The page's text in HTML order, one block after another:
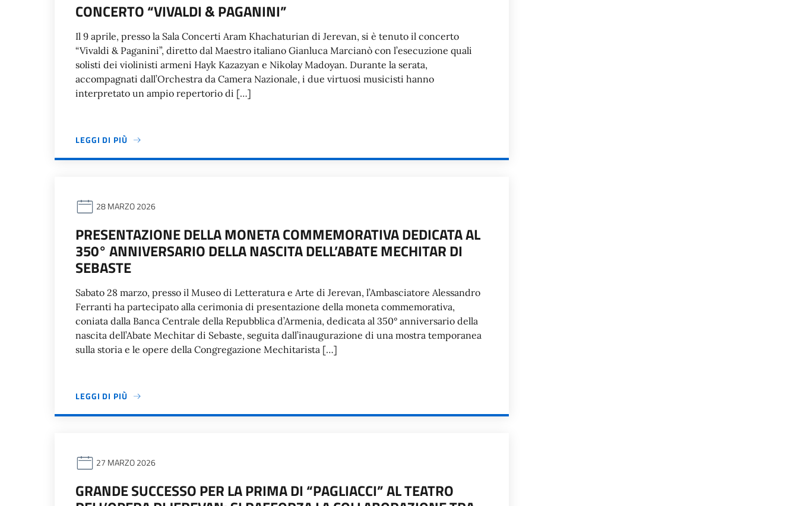
CONCERTO “VIVALDI & PAGANINI”
Il 9 aprile, presso la Sala Concerti Aram Khachaturian di Jerevan, si è tenuto il concerto
“Vivaldi & Paganini”, diretto dal Maestro italiano Gianluca Marcianò con l’esecuzione quali
solisti dei violinisti armeni Hayk Kazazyan e Nikolay Madoyan. Durante la serata,
accompagnati dall’Orchestra da Camera Nazionale, i due virtuosi musicisti hanno
interpretato un ampio repertorio di […]
LEGGI DI PIÙ
28 MARZO 2026
PRESENTAZIONE DELLA MONETA COMMEMORATIVA DEDICATA AL
350° ANNIVERSARIO DELLA NASCITA DELL’ABATE MECHITAR DI
SEBASTE
Sabato 28 marzo, presso il Museo di Letteratura e Arte di Jerevan, l’Ambasciatore Alessandro
Ferranti ha partecipato alla cerimonia di presentazione della moneta commemorativa,
coniata dalla Banca Centrale della Repubblica d’Armenia, dedicata al 350° anniversario della
nascita dell’Abate Mechitar di Sebaste, seguita dall’inaugurazione di una mostra temporanea
sulla storia e le opere della Congregazione Mechitarista […]
LEGGI DI PIÙ
27 MARZO 2026
GRANDE SUCCESSO PER LA PRIMA DI “PAGLIACCI” AL TEATRO